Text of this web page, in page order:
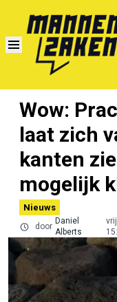
Wow:
laat zich
kanten
mogelijk
Nieuws
door
Daniel
Alberts